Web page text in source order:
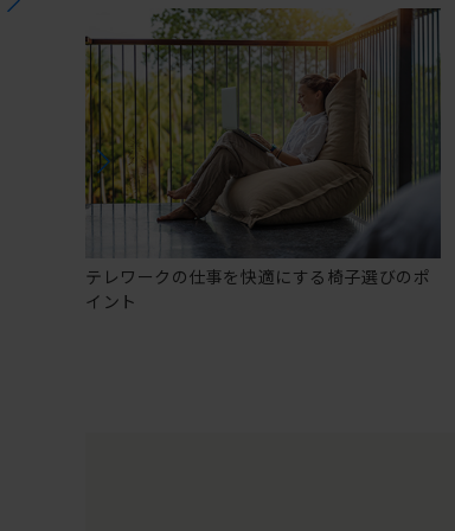
テレワークの仕事を快適にする椅子選びのポ
イント